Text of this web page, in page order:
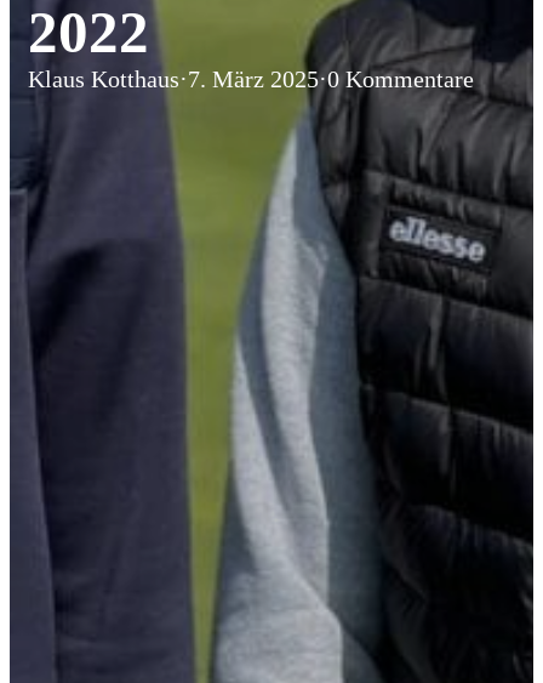
2022
Klaus Kotthaus·7. März 2025·0 Kommentare